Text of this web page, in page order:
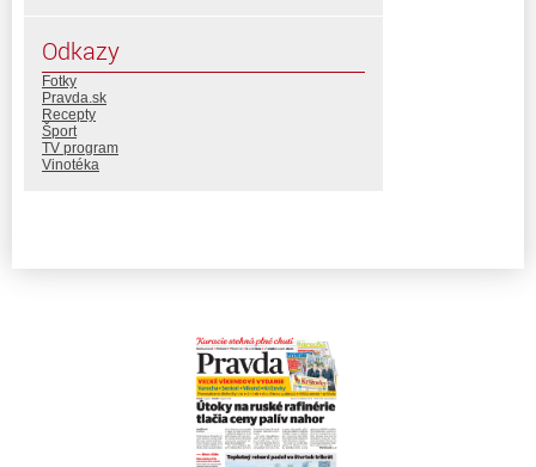
Odkazy
Fotky
Pravda.sk
Recepty
Šport
TV program
Vinotéka